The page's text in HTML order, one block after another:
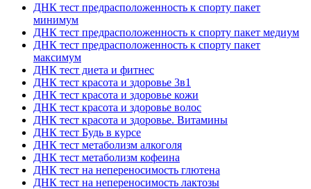
ДНК тест предрасположенность к спорту пакет
минимум
ДНК тест предрасположенность к спорту пакет медиум
ДНК тест предрасположенность к спорту пакет
максимум
ДНК тест диета и фитнес
ДНК тест красота и здоровье 3в1
ДНК тест красота и здоровье кожи
ДНК тест красота и здоровье волос
ДНК тест красота и здоровье. Витамины
ДНК тест Будь в курсе
ДНК тест метаболизм алкоголя
ДНК тест метаболизм кофеина
ДНК тест на непереносимость глютена
ДНК тест на непереносимость лактозы